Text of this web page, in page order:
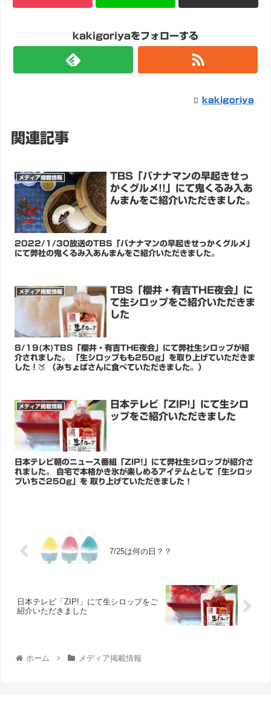
kakigoriyaをフォローする
kakigoriya
関連記事
メディア掲載情報
TBS「バナナマンの早起きせっ
かくグルメ!!」にて鬼くるみ入あ
んまんをご紹介いただきました。
2022/1/30放送のTBS「バナナマンの早起きせっかくグルメ」
にて弊社の鬼くるみ入あんまんをご紹介いただきました。
メディア掲載情報
TBS「櫻井・有吉THE夜会」に
て生シロップをご紹介いただきま
した
8/19(木)TBS「櫻井・有吉THE夜会」にて弊社生シロップが紹
介されました。 「生シロップもも250g」を取り上げていただきま
した！🍑 （みちょぱさんに食べていただきました。）
メディア掲載情報
日本テレビ「ZIP!」にて生シロ
ップをご紹介いただきました
日本テレビ朝のニュース番組「ZIP!」にて弊社生シロップが紹介さ
れました。 自宅で本格かき氷が楽しめるアイテムとして「生シロッ
プいちご250g」を 取り上げていただきました！
7/25は何の日？？
日本テレビ「ZIP!」にて生シロップをご
紹介いただきました
ホーム メディア掲載情報